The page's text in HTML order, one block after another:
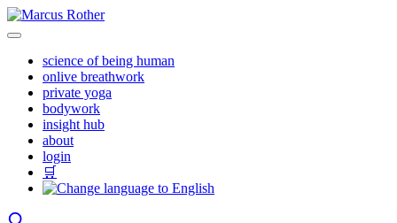
Skip
to
science of being human
onlive breathwork
private yoga
bodywork
insight hub
about
login
🛒